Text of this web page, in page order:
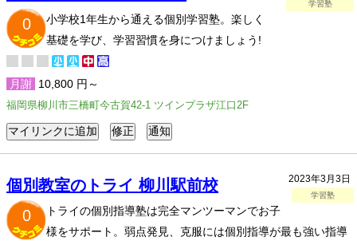
学習塾
0
小学校1年生から通える個別学習塾。楽しく
基礎を学び、学習習慣を身につけましょう!
月謝 10,800 円～
福岡県柳川市三橋町今古賀42-1 ツインプラザ江口2F
2023年3月3日
学習塾
個別教室のトライ 柳川駅前校
0
トライの個別指導塾は完全マンツーマンでお子
様をサポート。弱点発見、克服には個別指導が最も強い指導